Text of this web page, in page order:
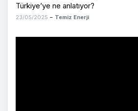
Türkiye’ye ne anlatıyor?
23/05/2025 – Temiz Enerji